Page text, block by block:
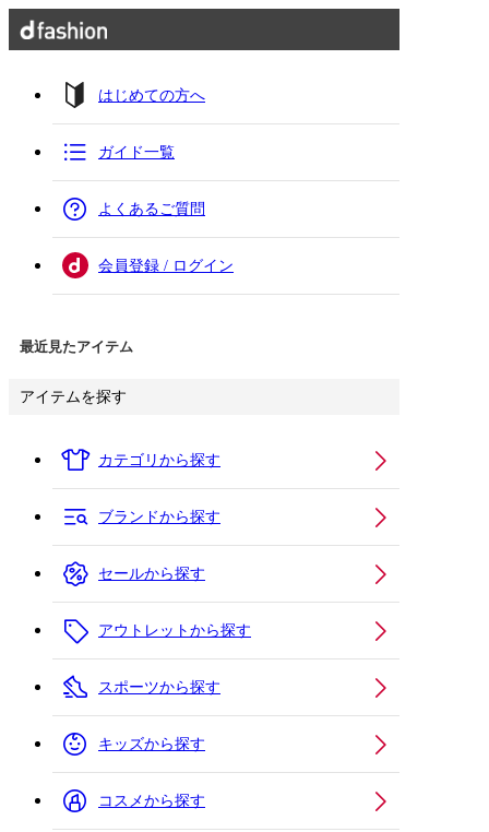
はじめての方へ
ガイド一覧
よくあるご質問
会員登録 / ログイン
最近見たアイテム
アイテムを探す
カテゴリから探す
ブランドから探す
セールから探す
アウトレットから探す
スポーツから探す
キッズから探す
コスメから探す